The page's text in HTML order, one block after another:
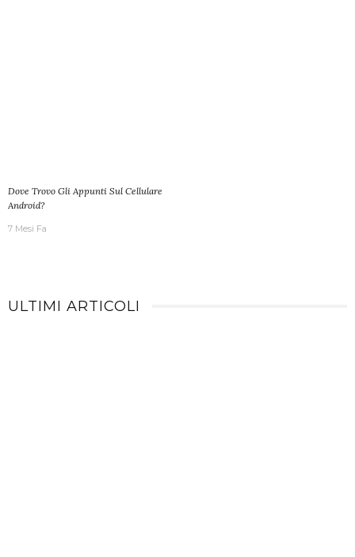
Dove Trovo Gli Appunti Sul Cellulare
Android?
7 Mesi Fa
ULTIMI ARTICOLI